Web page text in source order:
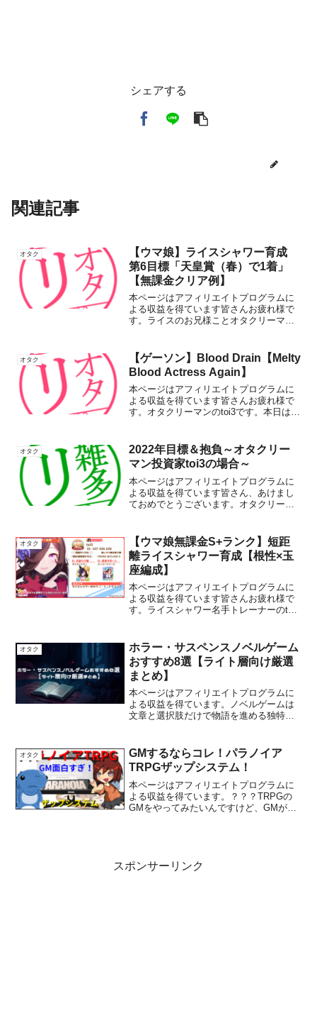
シェアする
関連記事
オタク
【ウマ娘】ライスシャワー育成
第6目標「天皇賞（春）で1着」
【無課金クリア例】
本ページはアフィリエイトプログラムに
よる収益を得ています皆さんお疲れ様で
す。ライスのお兄様ことオタクリーマン
しました。そんな中でライスシャワー育
成の最大の関門...
オタク
【ゲーソン】Blood Drain【Melty
Blood Actress Again】
本ページはアフィリエイトプログラムに
よる収益を得ています皆さんお疲れ様で
す。オタクリーマンのtoi3です。本日はゲ
「Melty Blood Actress ...
オタク
2022年目標＆抱負～オタクリー
マン投資家toi3の場合～
本ページはアフィリエイトプログラムに
よる収益を得ています皆さん、あけまし
ておめでとうございます。オタクリーマ
考えていきたいと思います。2021年目標
＆結果過...
オタク
【ウマ娘無課金S+ランク】短距
離ライスシャワー育成【根性×玉
座編成】
本ページはアフィリエイトプログラムに
よる収益を得ています皆さんお疲れ様で
す。ライスシャワー名手トレーナーのtoi3
よ！それでは、地獄の短距離育成をレビ
ューしていき...
オタク
ホラー・サスペンスノベルゲーム
おすすめ8選【ライト層向け厳選
まとめ】
本ページはアフィリエイトプログラムに
よる収益を得ています。ノベルゲームは
文章と選択肢だけで物語を進める独特の
す。特にホラーやサスペンス系は、心理
的緊張や日常の不気味さを...
オタク
GMするならコレ！パラノイア
TRPGザップシステム！
本ページはアフィリエイトプログラムに
よる収益を得ています。？？？TRPGの
GMをやってみたいんですけど、GMが楽
スポンサーリンク